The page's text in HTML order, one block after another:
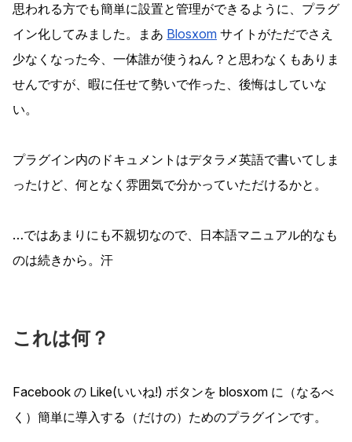
思われる方でも簡単に設置と管理ができるように、プラグ
イン化してみました。まあ Blosxom サイトがただでさえ
少なくなった今、一体誰が使うねん？と思わなくもありま
せんですが、暇に任せて勢いで作った、後悔はしていな
い。
プラグイン内のドキュメントはデタラメ英語で書いてしま
ったけど、何となく雰囲気で分かっていただけるかと。
…ではあまりにも不親切なので、日本語マニュアル的なも
のは続きから。汗
これは何？
Facebook の Like(いいね!) ボタンを blosxom に（なるべ
く）簡単に導入する（だけの）ためのプラグインです。